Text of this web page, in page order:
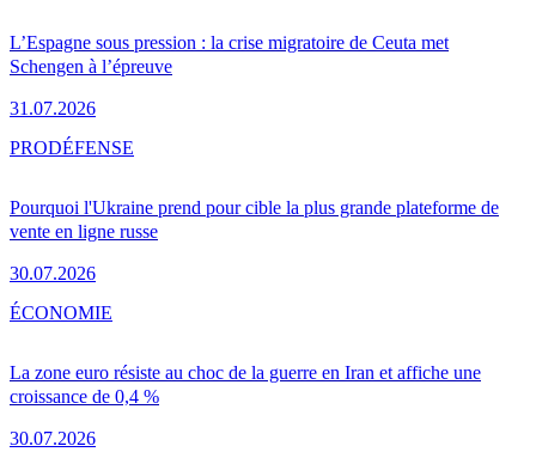
L’Espagne sous pression : la crise migratoire de Ceuta met
Schengen à l’épreuve
31.07.2026
Pourquoi l'Ukraine prend pour cible la plus grande plateforme de
vente en ligne russe
30.07.2026
PRODÉFENSE
La zone euro résiste au choc de la guerre en Iran et affiche une
croissance de 0,4 %
30.07.2026
ÉCONOMIE